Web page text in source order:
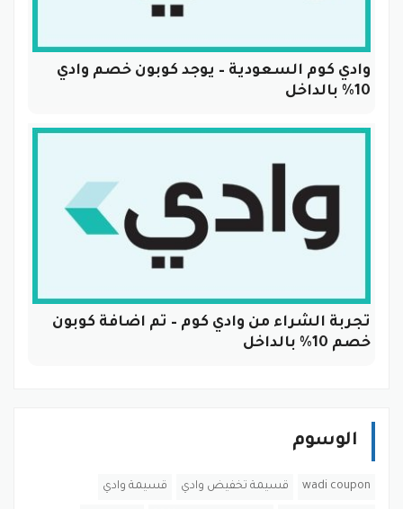
وادي كوم السعودية – يوجد كوبون خصم وادي
10% بالداخل
تجربة الشراء من وادي كوم – تم اضافة كوبون
خصم 10% بالداخل
الوسوم
wadi coupon قسيمة تخفيض وادي قسيمة وادي